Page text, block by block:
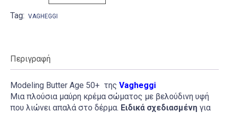
Tag: VAGHEGGI
Περιγραφή
Modeling Butter Age 50+ της Vagheggi
Μια πλούσια μαύρη κρέμα σώματος με βελούδινη υφή
που λιώνει απαλά στο δέρμα. Ειδικά σχεδιασμένη για